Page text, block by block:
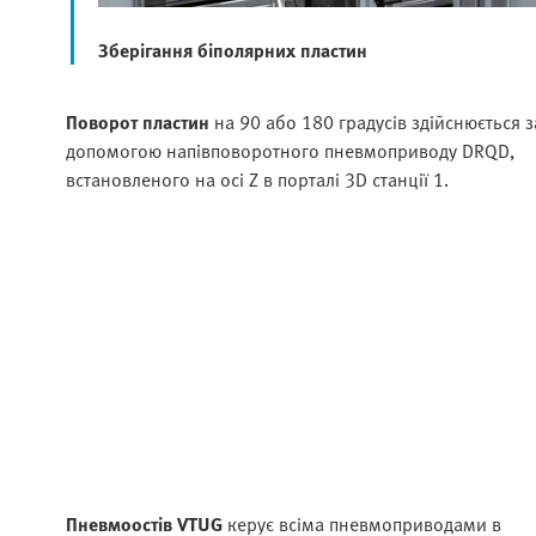
Зберігання біполярних пластин
Поворот пластин на 90 або 180 градусів здійснюється
допомогою напівповоротного пневмоприводу DRQD,
встановленого на осі Z в порталі 3D станції 1.
Пневмоостів VTUG керує всіма пневмоприводами в